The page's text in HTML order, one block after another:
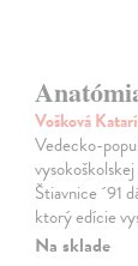
Vošková
Vedecko-
Štiavnice ´91
ktorý edície
Na sklade